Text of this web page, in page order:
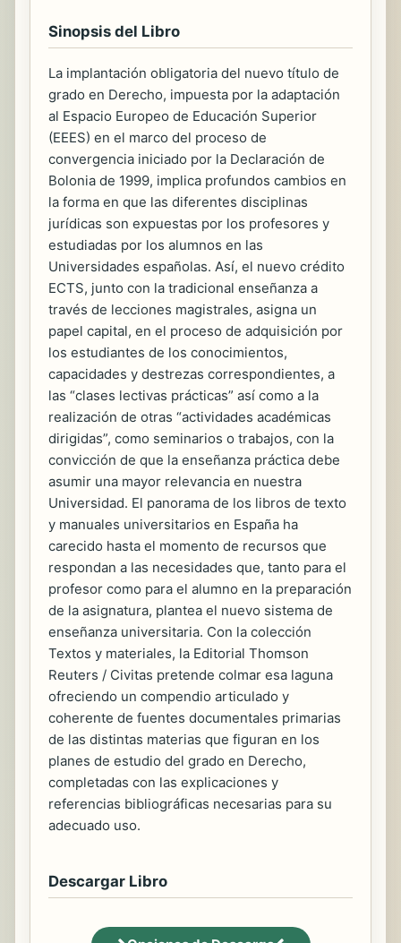
Sinopsis del Libro
La implantación obligatoria del nuevo título de
grado en Derecho, impuesta por la adaptación
al Espacio Europeo de Educación Superior
(EEES) en el marco del proceso de
convergencia iniciado por la Declaración de
Bolonia de 1999, implica profundos cambios en
la forma en que las diferentes disciplinas
jurídicas son expuestas por los profesores y
estudiadas por los alumnos en las
Universidades españolas. Así, el nuevo crédito
ECTS, junto con la tradicional enseñanza a
través de lecciones magistrales, asigna un
papel capital, en el proceso de adquisición por
los estudiantes de los conocimientos,
capacidades y destrezas correspondientes, a
las “clases lectivas prácticas” así como a la
realización de otras “actividades académicas
dirigidas”, como seminarios o trabajos, con la
convicción de que la enseñanza práctica debe
asumir una mayor relevancia en nuestra
Universidad. El panorama de los libros de texto
y manuales universitarios en España ha
carecido hasta el momento de recursos que
respondan a las necesidades que, tanto para el
profesor como para el alumno en la preparación
de la asignatura, plantea el nuevo sistema de
enseñanza universitaria. Con la colección
Textos y materiales, la Editorial Thomson
Reuters / Civitas pretende colmar esa laguna
ofreciendo un compendio articulado y
coherente de fuentes documentales primarias
de las distintas materias que figuran en los
planes de estudio del grado en Derecho,
completadas con las explicaciones y
referencias bibliográficas necesarias para su
adecuado uso.
Descargar Libro